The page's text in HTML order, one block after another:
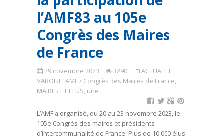
l’AMF83 au 105e
Congrès des Maires
de France
29 novembre 2023 3290
ACTUALITE
VAROISE,AMF / Congrès des Maires de France,
MAIRES ET ELUS, une
L’AMF a organisé, du 20 au 23 novembre 2023, le
105e Congrès des maires et présidents
d’intercommunalité de France. Plus de 10 000 élus